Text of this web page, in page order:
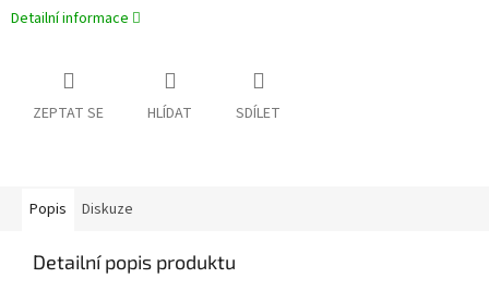
Detailní informace
ZEPTAT SE HLÍDAT SDÍLET
Popis Diskuze
Detailní popis produktu